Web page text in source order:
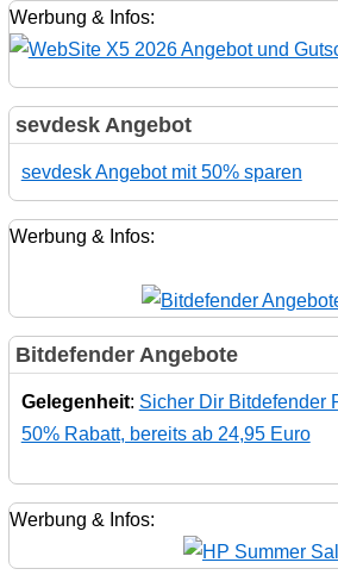
Werbung & Infos:
sevdesk Angebot
sevdesk Angebot mit 50% sparen
Werbung & Infos:
Bitdefender Angebote
Gelegenheit: Sicher Dir Bitdefender
50% Rabatt, bereits ab 24,95 Euro
Werbung & Infos: